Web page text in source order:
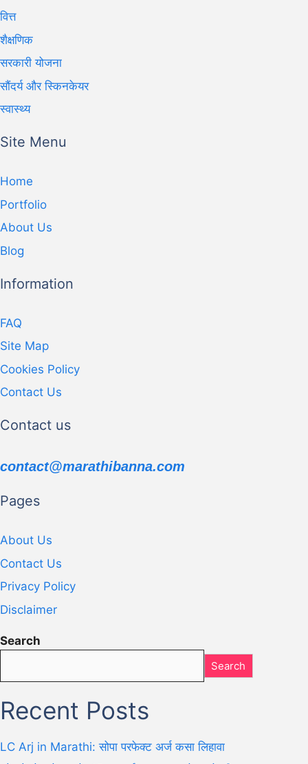
वित्त
शैक्षणिक
सरकारी योजना
सौंदर्य और स्किनकेयर
स्वास्थ्य
Site Menu
Home
Portfolio
About Us
Blog
Information
FAQ
Site Map
Cookies Policy
Contact Us
Contact us
contact@marathibanna.com
Pages
About Us
Contact Us
Privacy Policy
Disclaimer
Search
Search
Recent Posts
LC Arj in Marathi: सोपा परफेक्ट अर्ज कसा लिहावा